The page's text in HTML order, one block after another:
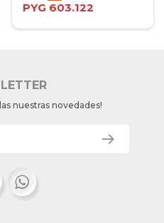
PYG 603.122
nuestras novedades!
